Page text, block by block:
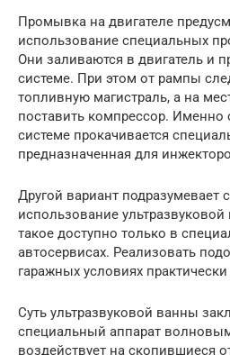
Промывка на двигателе
использование специальных
Они заливаются в двигатель и
системе. При этом от рампы
топливную магистраль, а на
поставить компрессор.
системе прокачивается
предназначенная для
Другой вариант подразумевает
использование
такое доступно только в
автосервисах. Реализовать
гаражных условиях
Суть ультразвуковой ванны
специальный аппарат
воздействует на скопившиеся